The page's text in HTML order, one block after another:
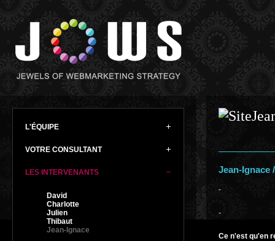
L'ÉQUIPE
VOTRE CONSULTANT
LES INTERVENANTS
David
Charlotte
Julien
Thibaut
Jean-Ignace
Jean-Ignace
-
-
Ce n'est qu'en